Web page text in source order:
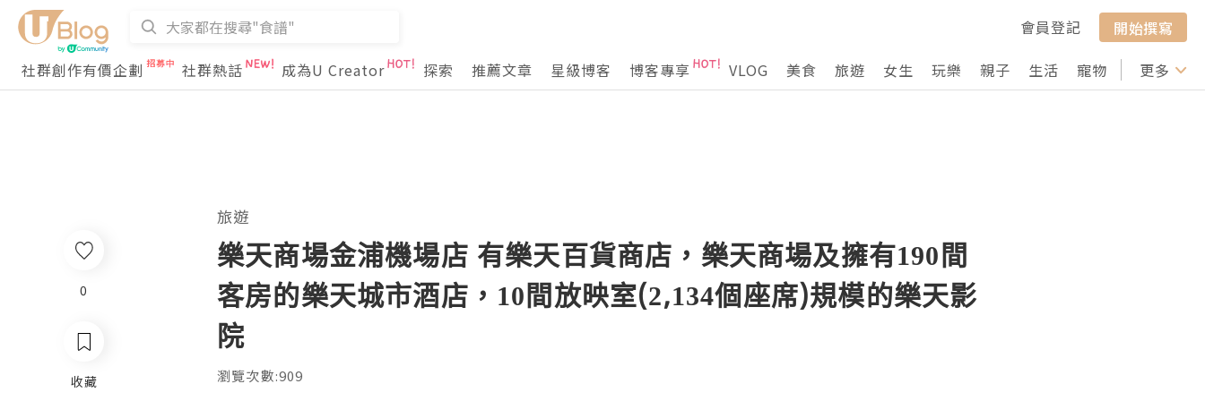
會員登記
開始撰寫
社群創作有價企劃
社群熱話 成為U Creator 探索 推薦文章 星級博客 博客專享 VLOG 美食 旅遊 女生 玩樂 親子 生活 寵物 行山 打卡
更多
旅遊
樂天商場金浦機場店 有樂天百貨商店，樂天商場及擁有190間
客房的樂天城市酒店，10間放映室(2,134個座席)規模的樂天影
院
瀏覽次數:909
0
收藏